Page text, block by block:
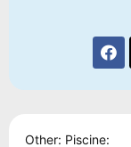
Other: Piscine: